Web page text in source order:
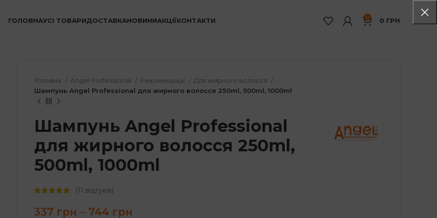
ГОЛОВНАУСІ ТОВАРИДОСТАВКАНОВИНИАКЦІЇКОНТАКТИ 0 0 ГРН
Головна Angel Professional Рекомендації
Для жирного волосся
Шампунь Angel Professional для жирного волосся 250ml, 500ml, 1000ml
Шампунь Angel Professional
для жирного волосся 250ml,
500ml, 1000ml
(11 відгуків)
337 грн – 744 грн